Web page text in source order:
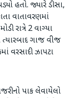
હતો. જ્યારે ડીસા,
વાતાવરણમાં
રાત્રે 2 વાગ્યા
ત્યારબાદ ગાજ વીજ
વરસાદી ઝાપટા
પાક લેવાયેલો